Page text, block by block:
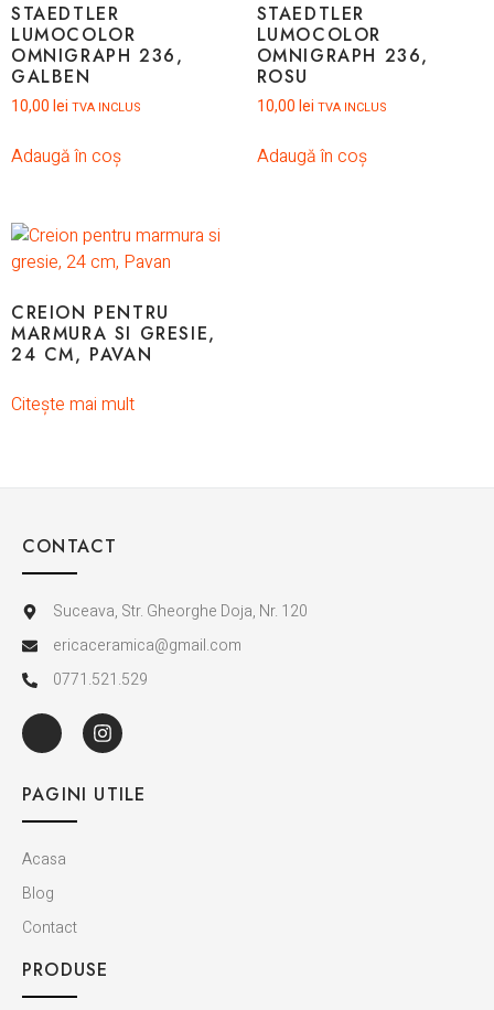
STAEDTLER
LUMOCOLOR
OMNIGRAPH 236,
GALBEN
10,00 lei TVA INCLUS
Adaugă în coș
STAEDTLER
LUMOCOLOR
OMNIGRAPH 236,
ROSU
10,00 lei TVA INCLUS
Adaugă în coș
CREION PENTRU
MARMURA SI GRESIE,
24 CM, PAVAN
Citește mai mult
CONTACT
Suceava, Str. Gheorghe Doja, Nr. 120
ericaceramica@gmail.com
0771.521.529
PAGINI UTILE
Acasa
Blog
Contact
PRODUSE